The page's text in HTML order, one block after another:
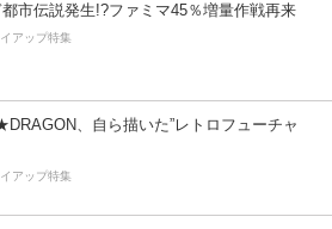
市伝説発生!?ファミマ45％増量作戦再来
アップ特集
、自ら描いた”レトロフューチャ
アップ特集